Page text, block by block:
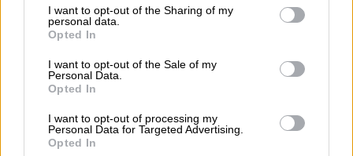
not limited to your visit or usage behaviour. You may click to
grant or deny consent to Google and its third-party tags to
use your data for below specified purposes in below Google
consent section.
I want to opt-out of the Sharing of my
personal data.
Opted In
I want to opt-out of the Sale of my
Personal Data.
Opted In
I want to opt-out of processing my
Personal Data for Targeted Advertising.
Opted In
Διονύσης Ατζαράκης υποδέχεται τους
φίλους του, Λάμπρο Φισφή και Θωμά Ζάμπρα,
για να απαντήσουν σε όσες περισσότερες
ερωτήσεις μπορούν. Θα καταφέρουν να
συγκεντρωθούν και να απαντήσουν σωστά ή
θα κατέβουν στη μέση της διαδρομής;